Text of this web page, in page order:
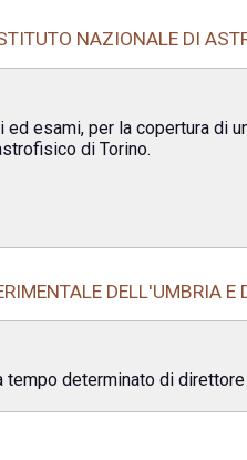
NAZIONALE DI
esami, per la copertura di
di Torino.
DELL'UMBRIA E
determinato di